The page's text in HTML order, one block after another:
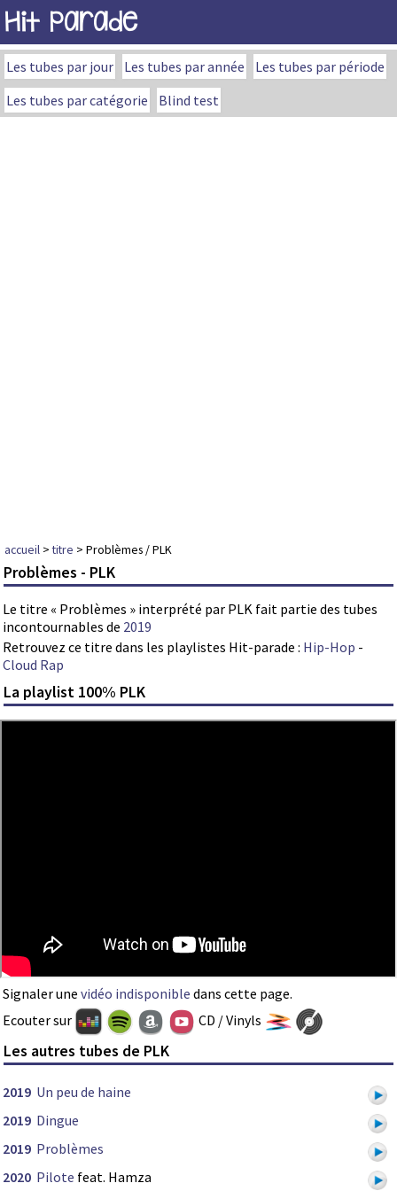
Hit Parade
Les tubes par jour Les tubes par année
Les tubes par période
Les tubes par catégorie
Blind test
accueil >titre > Problèmes / PLK
Problèmes - PLK
Le titre « Problèmes » interprété par PLK fait partie des tubes
incontournables de 2019
Retrouvez ce titre dans les playlistes Hit-parade : Hip-Hop -
Cloud Rap
La playlist 100% PLK
Signaler une vidéo indisponible dans cette page.
Ecouter sur
CD / Vinyls
Les autres tubes de PLK
2019 Un peu de haine
2019 Dingue
2019 Problèmes
2020 Pilote feat. Hamza